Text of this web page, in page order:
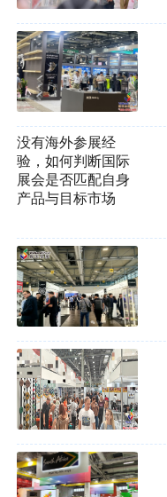
没有海外参展经
验，如何判断国际
展会是否匹配自身
产品与目标市场